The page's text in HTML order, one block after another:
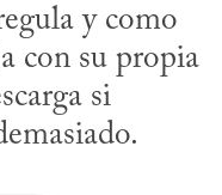
y como
con su propia
si